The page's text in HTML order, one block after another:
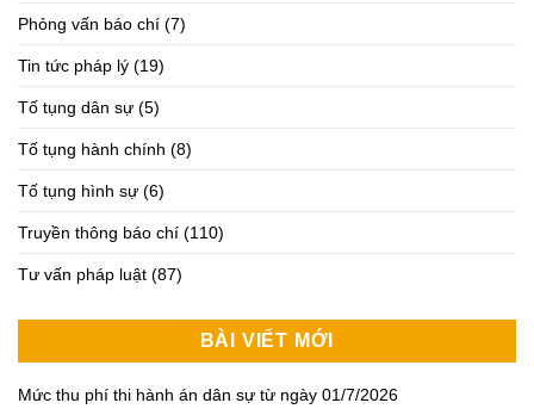
Phỏng vấn báo chí (7)
Tin tức pháp lý (19)
Tố tụng dân sự (5)
Tố tụng hành chính (8)
Tố tụng hình sự (6)
Truyền thông báo chí (110)
Tư vấn pháp luật (87)
BÀI VIẾT MỚI
Mức thu phí thi hành án dân sự từ ngày 01/7/2026